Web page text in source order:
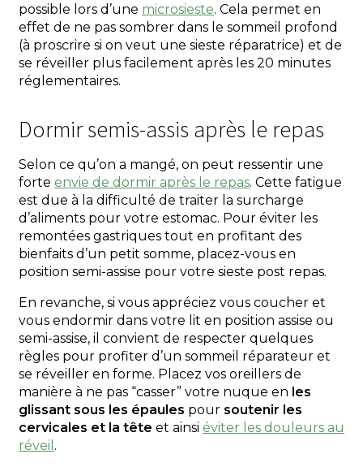
possible lors d’une microsieste. Cela permet en
effet de ne pas sombrer dans le sommeil profond
(à proscrire si on veut une sieste réparatrice) et de
se réveiller plus facilement après les 20 minutes
réglementaires.
Dormir semis-assis après le repas
Selon ce qu’on a mangé, on peut ressentir une
forte envie de dormir après le repas. Cette fatigue
est due à la difficulté de traiter la surcharge
d’aliments pour votre estomac. Pour éviter les
remontées gastriques tout en profitant des
bienfaits d’un petit somme, placez-vous en
position semi-assise pour votre sieste post repas.
En revanche, si vous appréciez vous coucher et
vous endormir dans votre lit en position assise ou
semi-assise, il convient de respecter quelques
règles pour profiter d’un sommeil réparateur et
se réveiller en forme. Placez vos oreillers de
manière à ne pas “casser” votre nuque en les
glissant sous les épaules pour soutenir les
cervicales et la tête et ainsi éviter les douleurs au
réveil .